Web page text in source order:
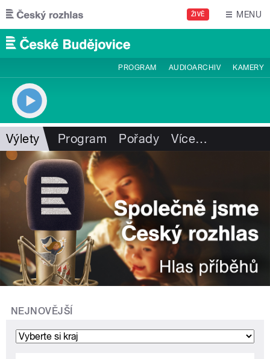
Přejít k hlavnímu obsahu
ŽIVĚ MENU
PROGRAM AUDIOARCHIV KAMERY
Výlety Program Pořady Více…
NEJNOVĚJŠÍ